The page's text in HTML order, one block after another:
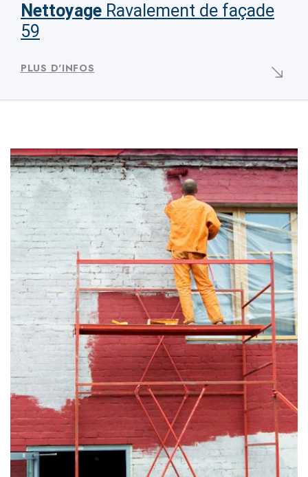
Nettoyage Ravalement de façade
59
PLUS D'INFOS